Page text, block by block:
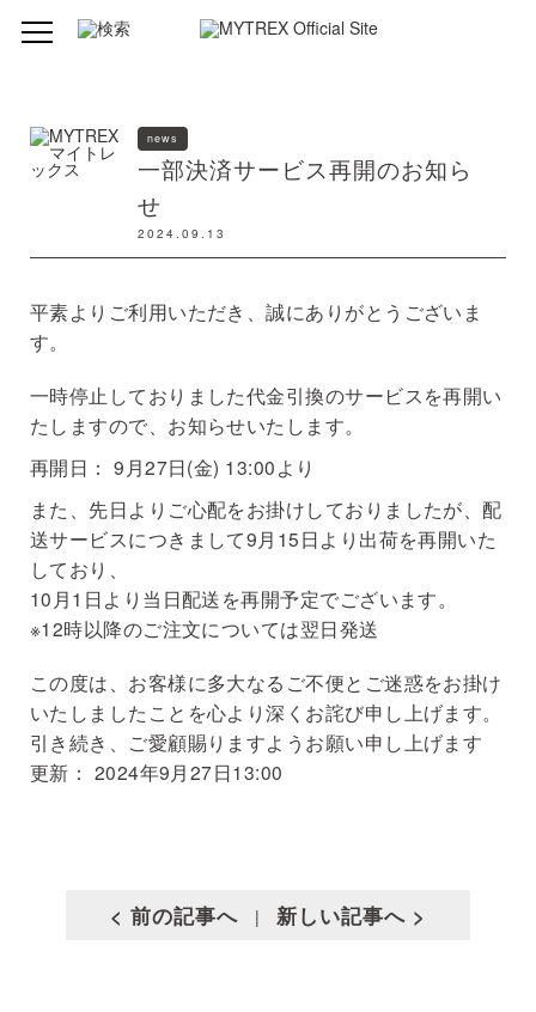
news
一部決済サービス再開のお知ら
せ
2024.09.13
平素よりご利用いただき、誠にありがとうございま
す。
一時停止しておりました代金引換のサービスを再開い
たしますので、お知らせいたします。
再開日： 9月27日(金) 13:00より
また、先日よりご心配をお掛けしておりましたが、配
送サービスにつきまして9月15日より出荷を再開いた
しており、
10月1日より当日配送を再開予定でございます。
※12時以降のご注文については翌日発送
この度は、お客様に多大なるご不便とご迷惑をお掛け
いたしましたことを心より深くお詫び申し上げます。
引き続き、ご愛顧賜りますようお願い申し上げます
更新： 2024年9月27日13:00
< 前の記事へ | 新しい記事へ >